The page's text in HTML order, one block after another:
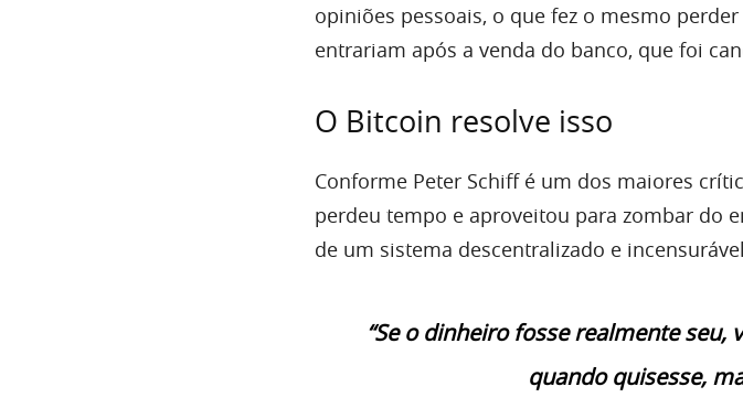
opiniões pessoais, o que fez o mesmo
entrariam após a venda do banco, que foi
O Bitcoin resolve isso
Conforme Peter Schiff é um dos maiores
perdeu tempo e aproveitou para zombar do
de um sistema descentralizado e
“Se o dinheiro fosse realmente seu,
quando quisesse,